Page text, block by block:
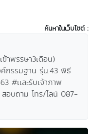
ค้นหาในเว็บไซต์ :
าพรรษา3เดือน)
กรรมฐาน รุ่น.43 พิธี
#เเละรับเจ้าภาพ
อบถาม โทร/ไลน์ 087-